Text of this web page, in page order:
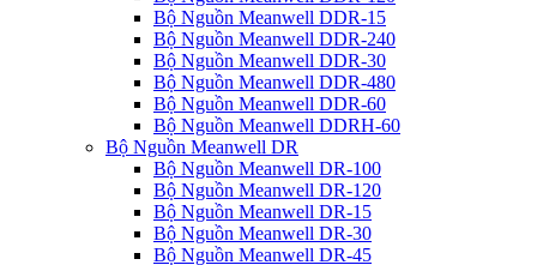
Bộ Nguồn Meanwell DDR-15
Bộ Nguồn Meanwell DDR-240
Bộ Nguồn Meanwell DDR-30
Bộ Nguồn Meanwell DDR-480
Bộ Nguồn Meanwell DDR-60
Bộ Nguồn Meanwell DDRH-60
Bộ Nguồn Meanwell DR
Bộ Nguồn Meanwell DR-100
Bộ Nguồn Meanwell DR-120
Bộ Nguồn Meanwell DR-15
Bộ Nguồn Meanwell DR-30
Bộ Nguồn Meanwell DR-45